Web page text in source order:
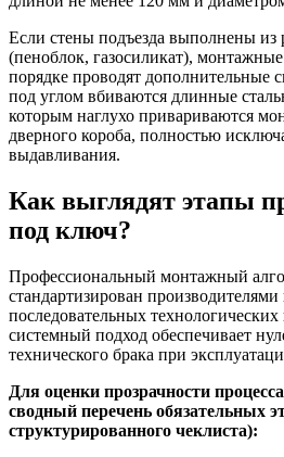
Если стены подъезда выполнены из
(пеноблок, газосиликат),
порядке проводят дополнительные
под углом вбиваются длинные
которым наглухо привариваются
дверного короба, полностью
выдавливания.
Как выглядят этапы
под ключ?
Профессиональный монтажный
стандартизирован
последовательных
системный подход обеспечивает
технического брака при
Для оценки прозрачности
сводный перечень обязательных
структурированного чеклиста):